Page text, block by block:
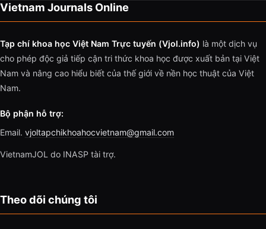
Vietnam Journals Online
Tạp chí khoa học Việt Nam Trực tuyến (Vjol.info) là một dịch vụ
cho phép độc giả tiếp cận tri thức khoa học được xuất bản tại Việt
Nam và nâng cao hiểu biết của thế giới về nền học thuật của Việt
Nam.
Bộ phận hỗ trợ:
Email. vjoltapchikhoahocvietnam@gmail.com
VietnamJOL do INASP tài trợ.
Theo dõi chúng tôi